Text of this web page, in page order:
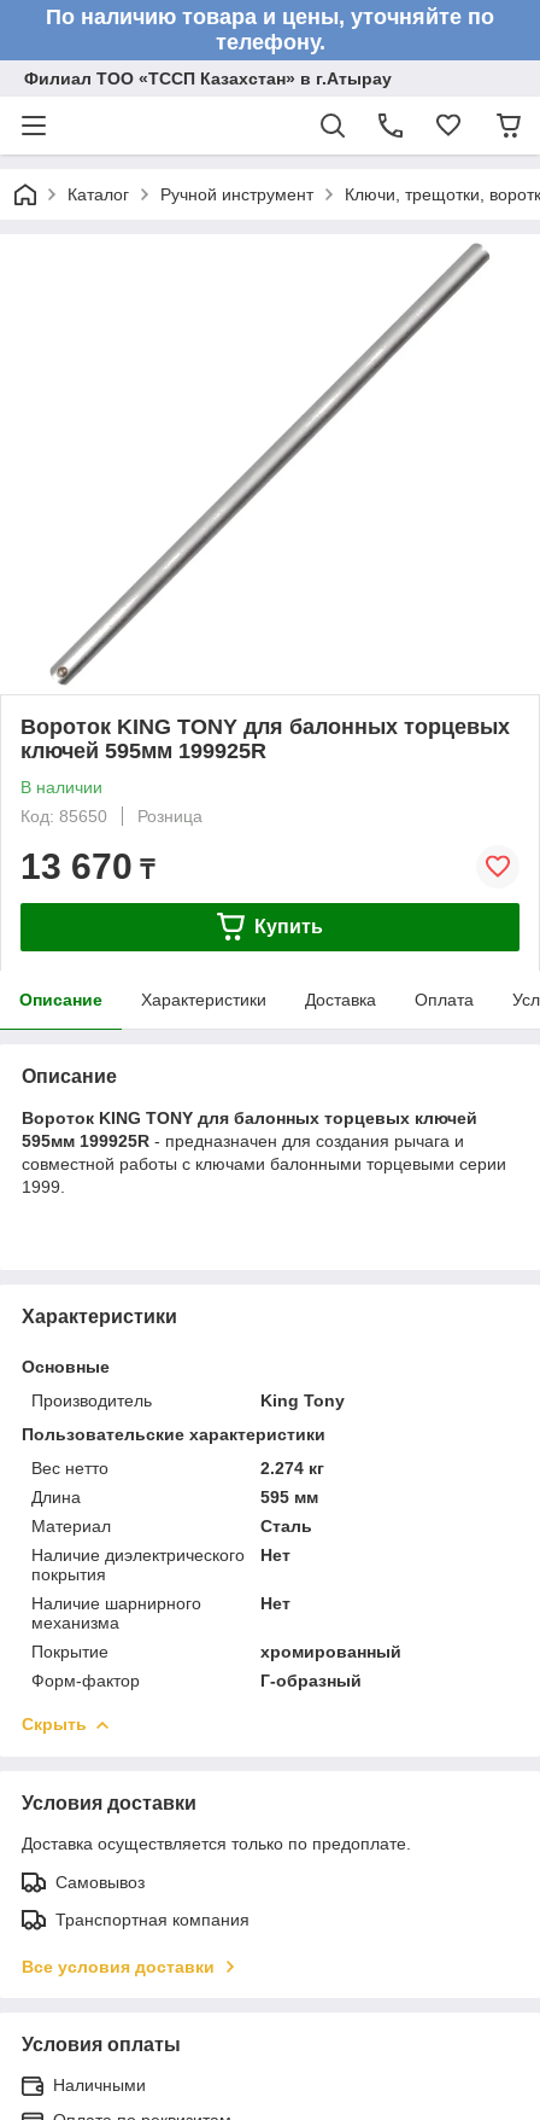
По наличию товара и цены, уточняйте по
телефону.
Филиал ТОО «ТССП Казахстан» в г.Атырау
Каталог Ручной инструмент Ключи, трещотки,
Вороток KING TONY для балонных торцевых
ключей 595мм 199925R
В наличии
Код: 85650
Розница
13 670 ₸
Купить
Описание Характеристики Доставка Оплата
Описание
Вороток KING TONY для балонных торцевых ключей
595мм 199925R - предназначен для создания рычага и
совместной работы с ключами балонными торцевыми серии
1999.
Характеристики
Основные
Производитель
King Tony
Пользовательские характеристики
Вес нетто
2.274 кг
Длина
595 мм
Материал
Сталь
Наличие диэлектрического
покрытия
Нет
Наличие шарнирного
механизма
Нет
Покрытие
хромированный
Форм-фактор
Г-образный
Скрыть
Условия доставки
Доставка осуществляется только по предоплате.
Самовывоз
Транспортная компания
Все условия доставки
Условия оплаты
Наличными